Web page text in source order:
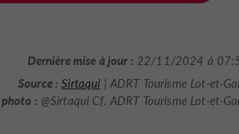
Dernière mise à jour : 22/11/2024 à
Source : Sirtaqui | ADRT Tourisme Lot-et-
: @Sirtaqui Cf. ADRT Tourisme Lot-et-